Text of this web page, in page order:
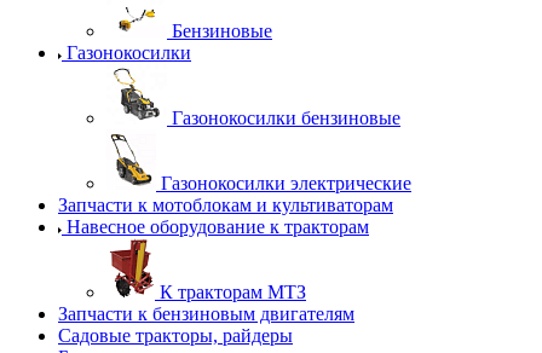
Бензиновые
Газонокосилки
Газонокосилки бензиновые
Газонокосилки электрические
Запчасти к мотоблокам и культиваторам
Навесное оборудование к тракторам
К тракторам МТЗ
Запчасти к бензиновым двигателям
Садовые тракторы, райдеры